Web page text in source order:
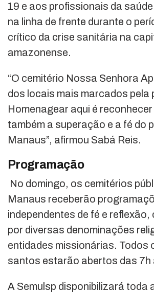
19 e aos profissionais da
na linha de frente durante o
crítico da crise sanitária na
amazonense.
“O cemitério Nossa Senhora
dos locais mais marcados pela
Homenagear aqui é reconhecer
também a superação e a fé do
Manaus”, afirmou Sabá Reis.
Programação
No domingo, os cemitérios
Manaus receberão
independentes de fé e reflexão,
por diversas denominações
entidades missionárias. Todos
santos estarão abertos das 7h
A Semulsp disponibilizará toda